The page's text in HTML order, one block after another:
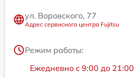
ул. Воровского, 77
Адрес сервисного центра Fujitsu
Режим работы:
Ежедневно с 9:00 до 21:00